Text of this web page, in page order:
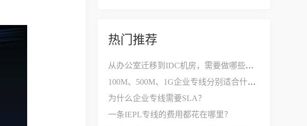
热门推荐
从办公室迁移到IDC机房，需要做哪些网络改造？
100M、500M、1G企业专线分别适合什么公司？
为什么企业专线需要SLA？
一条IEPL专线的费用都花在哪里？